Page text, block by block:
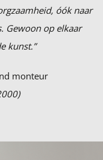
óók naar
Gewoon op elkaar
kunst.”
monteur